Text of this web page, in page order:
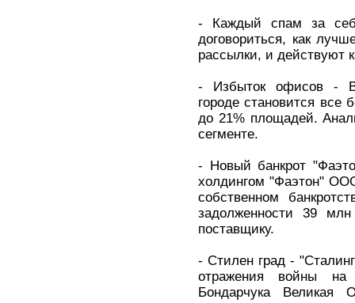
- Каждый спам за
договориться, как
рассылки, и действуют
- Избыток офисов -
городе становится все
до 21% площадей.
сегменте.
- Новый банкрот
холдингом "Фаэтон"
собственном
задолженности 39
поставщику.
- Стилен град -
отражения войны
Бондарчука Великая